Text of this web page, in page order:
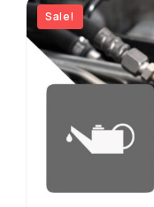
Sale!